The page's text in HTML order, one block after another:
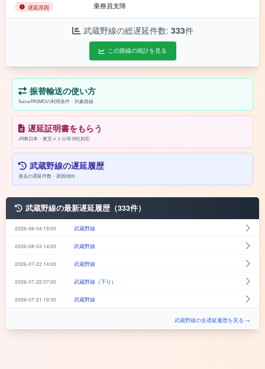
遅延原因 乗務員支障
武蔵野線の総遅延件数: 333件
この路線の統計を見る
振替輸送の使い方
Suica/PASMOの利用条件・対象路線
遅延証明書をもらう
JR東日本・東京メトロ等18社対応
武蔵野線の遅延履歴
過去の遅延件数・原因傾向
武蔵野線の最新遅延履歴（333件）
2026-08-04 19:00 武蔵野線
2026-08-03 14:00 武蔵野線
2026-07-22 14:00 武蔵野線
2026-07-22 07:00 武蔵野線（下り）
2026-07-21 19:30 武蔵野線
武蔵野線の全遅延履歴を見る →